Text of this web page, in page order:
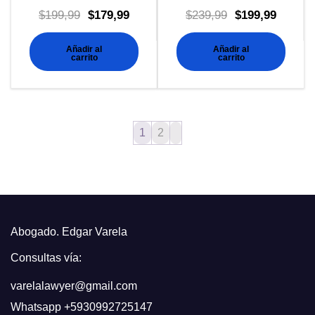
$199,99 El
precio
original
$179,99El
precio
actual
Añadir al
carrito
$239,99 El
precio
original
$199,99El
precio
actual
Añadir al
carrito
1 2
Abogado. Edgar Varela
Consultas vía:
varelalawyer@gmail.com
Whatsapp +5930992725147